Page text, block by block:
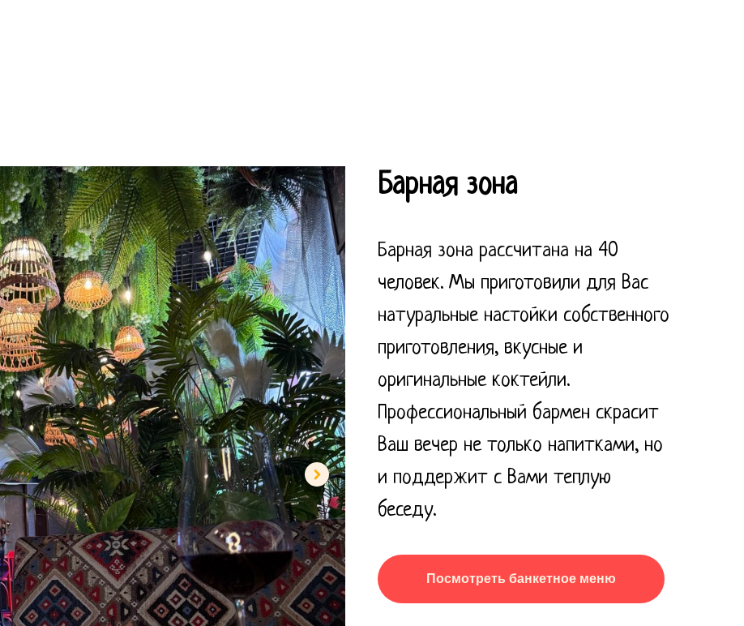
Барная зона
Барная зона рассчитана на 40
человек. Мы приготовили для Вас
натуральные настойки собственного
приготовления, вкусные и
оригинальные коктейли.
Профессиональный бармен скрасит
Ваш вечер не только напитками, но
и поддержит с Вами теплую
беседу.
Посмотреть банкетное меню